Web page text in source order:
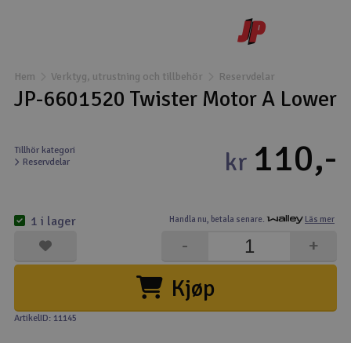
Drönare
Drönare för FPV
Flygplan
Kamerautrustning
Modellbygg- och byggsatser
Modelljärnväg
Hem Verktyg, utrustning och tillbehör Reservdelar
JP-6601520 Twister Motor A Lower
Tillhör kategori
Reservdelar
Handla nu, betala senare. Läs mer
kr 110,-
Kjøp
+
-
1 i lager
ArtikelID: 11145